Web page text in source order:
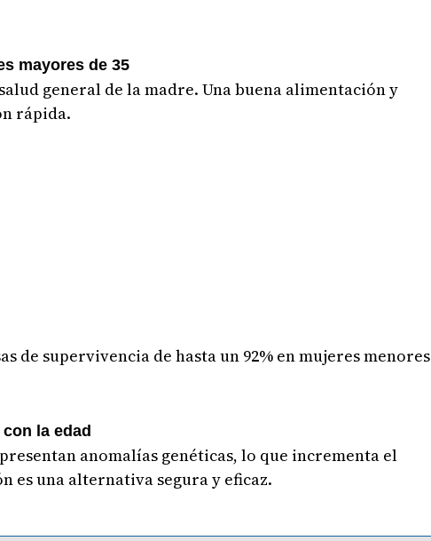
mayores de 35
general de la madre. Una buena alimentación y
rápida.
de supervivencia de hasta un 92% en mujeres menores
la edad
anomalías genéticas, lo que incrementa el
es una alternativa segura y eficaz.